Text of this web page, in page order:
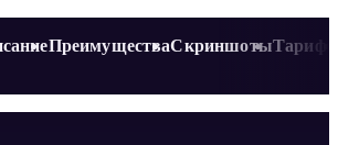
ПреимуществаСкриншоты